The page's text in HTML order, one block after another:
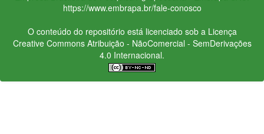
https://www.embrapa.br/fale-conosco
O conteúdo do repositório está licenciado sob a Licença
Creative CommonsAtribuição - NãoComercial - SemDerivações
4.0 Internacional.